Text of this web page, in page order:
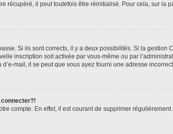
récupéré, il peut toutefois être réinitialisé. Pour cela, sur la
Si ils sont corrects, il y a deux possibilités. Si la
inscription soit activée par vous-même ou par
mail, il se peut que vous ayez fourni une adresse
compte. En effet, il est courant de supprimer